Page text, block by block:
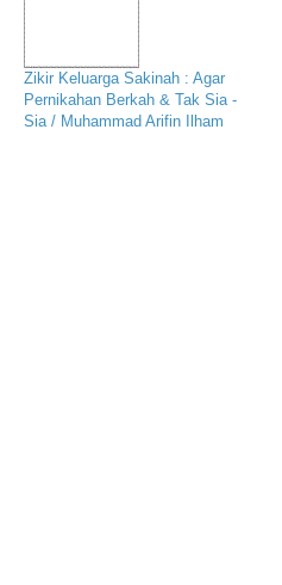
Zikir Keluarga Sakinah : Agar
Pernikahan Berkah & Tak Sia -
Sia / Muhammad Arifin Ilham